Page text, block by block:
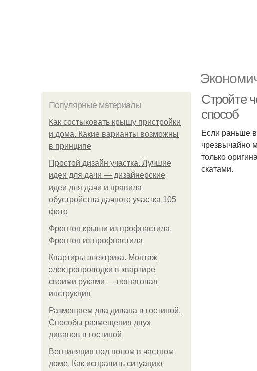
Популярные материалы
Как состыковать крышу пристройки
и дома. Какие варианты возможны
в принципе
Простой дизайн участка. Лучшие
идеи для дачи — дизайнерские
идеи для дачи и правила
обустройства дачного участка 105
фото
Фронтон крыши из профнастила.
Фронтон из профнастила
Квартиры электрика. Монтаж
электропроводки в квартире
своими руками — пошаговая
инструкция
Размещаем два дивана в гостиной.
Способы размещения двух
диванов в гостиной
Вентиляция под полом в частном
доме. Как исправить ситуацию
Стройте
способ
Если раньше
чрезвычайно
только
скатами.